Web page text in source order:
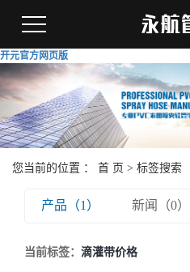
开元官方网页版
您当前的位置 ： 首 页 > 标签搜索
产品（1） 新闻（0）
当前标签： 滴灌带价格